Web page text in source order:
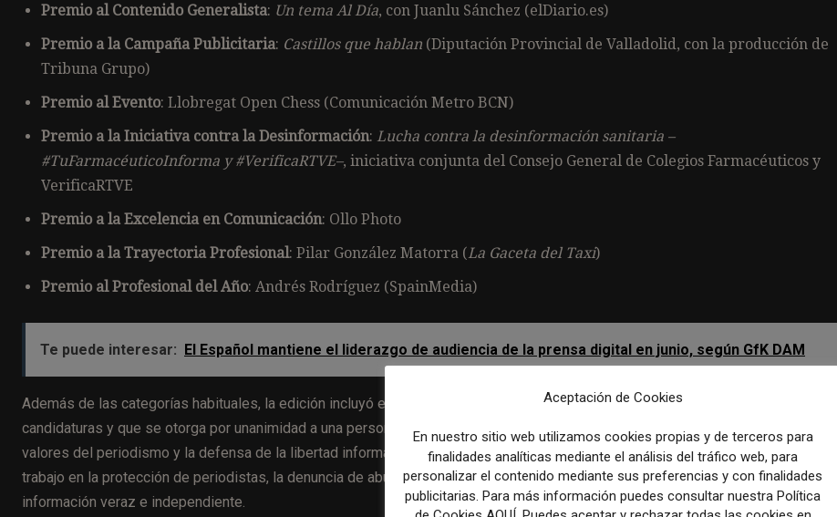
Premio al Contenido Generalista: Un tema Al Día, con Juanlu Sánchez (elDiario.es)
Premio a la Campaña Publicitaria: Castillos que hablan (Diputación Provincial de Valladolid, con la producción de
Tribuna Grupo)
Premio al Evento: Llobregat Open Chess (Comunicación Metro BCN)
Premio a la Iniciativa contra la Desinformación: Lucha contra la desinformación sanitaria –
#TuFarmacéuticoInforma y #VerificaRTVE–, iniciativa conjunta del Consejo General de Colegios Farmacéuticos y
VerificaRTVE
Premio a la Excelencia en Comunicación: Ollo Photo
Premio a la Trayectoria Profesional: Pilar González Matorra (La Gaceta del Taxi)
Premio al Profesional del Año: Andrés Rodríguez (SpainMedia)
Te puede interesar: El Español mantiene el liderazgo de audiencia de la prensa digital en junio, según GfK DAM
Además de las categorías habituales, la edición incluyó el Premio Especial del Jurado, un reconocimiento que no admite
candidaturas y que se otorga por unanimidad a una persona, medio u organización cuya labor represente de manera ejemplar los
valores del periodismo y la defensa de la libertad informativa. Este año, el jurado distinguió aReporteros Sin Fronteraspor su
trabajo en la protección de periodistas, la denuncia de abusos contra la libertad de expresión y la promoción del derecho a una
información veraz e independiente.
Aceptación de Cookies
En nuestro sitio web utilizamos cookies propias y de terceros para
finalidades analíticas mediante el análisis del tráfico web, para
personalizar el contenido mediante sus preferencias y con finalidades
publicitarias. Para más información puedes consultar nuestra Política